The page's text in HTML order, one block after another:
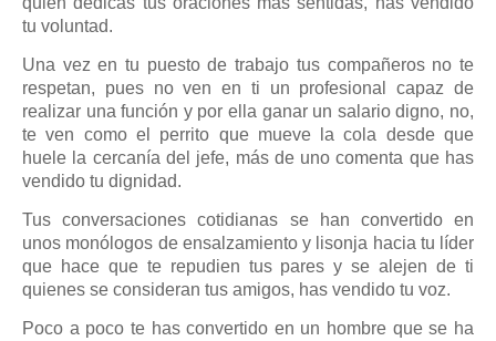
tu voluntad.
Una vez en tu puesto de trabajo tus compañeros no te
respetan, pues no ven en ti un profesional capaz de
realizar una función y por ella ganar un salario digno, no,
te ven como el perrito que mueve la cola desde que
huele la cercanía del jefe, más de uno comenta que has
vendido tu dignidad.
Tus conversaciones cotidianas se han convertido en
unos monólogos de ensalzamiento y lisonja hacia tu líder
que hace que te repudien tus pares y se alejen de ti
quienes se consideran tus amigos, has vendido tu voz.
Poco a poco te has convertido en un hombre que se ha